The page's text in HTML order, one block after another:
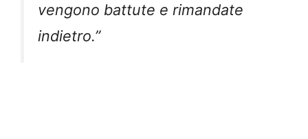
vengono battute e rimandate
indietro.”